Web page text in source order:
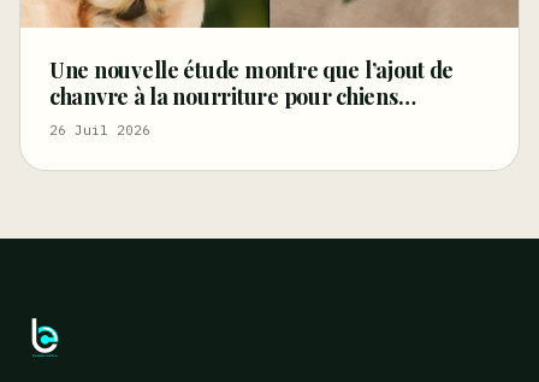
Une nouvelle étude montre que l’ajout de
chanvre à la nourriture pour chiens
améliore la santé digestive – Marijuana
26 Juil 2026